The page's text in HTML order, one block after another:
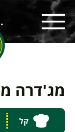
מג'דרה
קל